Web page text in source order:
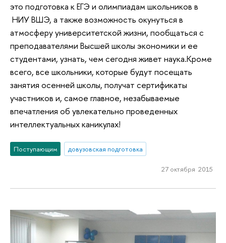
это подготовка к ЕГЭ и олимпиадам школьников в
НИУ ВШЭ, а также возможность окунуться в
атмосферу университетской жизни, пообщаться с
преподавателями Высшей школы экономики и ее
студентами, узнать, чем сегодня живет наука.Кроме
всего, все школьники, которые будут посещать
занятия осенней школы, получат сертификаты
участников и, самое главное, незабываемые
впечатления об увлекательно проведенных
интеллектуальных каникулах!
Поступающим довузовская подготовка
27 октября 2015